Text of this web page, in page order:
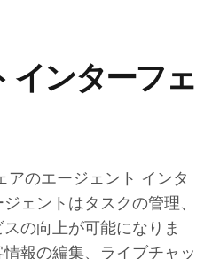
インターフェ
アのエージェント インタ
ェントはタスクの管理、
の向上が可能になりま
報の編集、ライブチャッ